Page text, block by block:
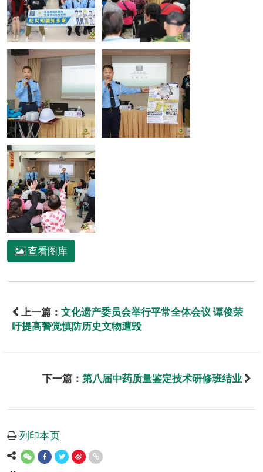
查看图库
上一篇： 文化遗产委员会举行平常全体会议 谭俊荣
吁提高警觉慎防历史文物遭毁
下一篇： 第八届中药质量鉴定技术研修班结业
列印本页